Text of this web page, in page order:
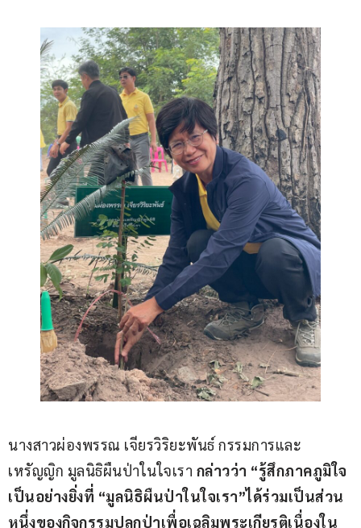
นางสาวผ่องพรรณ เจียรวิริยะพันธ์ กรรมการและ
เหรัญญิก มูลนิธิผืนป่าในใจเรา กล่าวว่า “รู้สึกภาคภูมิใจ
เป็นอย่างยิ่งที่ “มูลนิธิผืนป่าในใจเรา”ได้ร่วมเป็นส่วน
หนึ่งของกิจกรรมปลูกป่าเพื่อเฉลิมพระเกียรติเนื่องใน